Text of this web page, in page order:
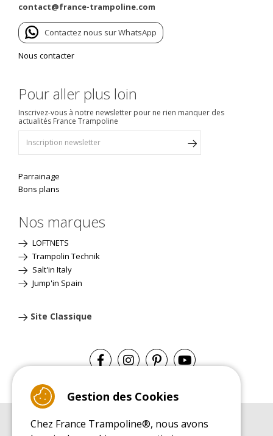
contact@france-trampoline.com
Contactez nous sur WhatsApp
Nous contacter
Pour aller plus loin
Inscrivez-vous à notre newsletter pour ne rien manquer des
actualités France Trampoline
Parrainage
Bons plans
Nos marques
LOFTNETS
Trampolin Technik
Salt'in Italy
Jump'in Spain
Site Classique
GUIDE D'ACHAT
Gestion des Cookies
Chez France Trampoline®, nous avons